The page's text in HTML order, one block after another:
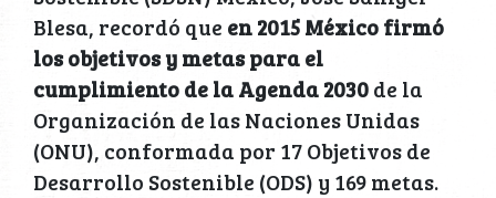
Blesa, recordó que en 2015 México firmó
los objetivos y metas para el
cumplimiento de la Agenda 2030de la
Organización de las Naciones Unidas
(ONU), conformada por 17 Objetivos de
Desarrollo Sostenible (ODS) y 169 metas.